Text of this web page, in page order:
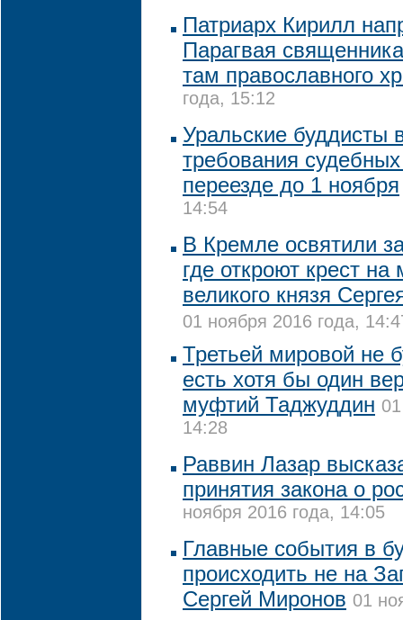
Патриарх Кирилл
Парагвая
там православного
года, 15:12
Уральские буддисты
требования
переезде до 1 ноября
14:54
В Кремле освятили
где откроют крест на
великого князя
01 ноября 2016 года,
Третьей мировой не
есть хотя бы один
муфтий Таджуддин
14:28
Раввин Лазар
принятия закона о
ноября 2016 года, 14:05
Главные события в
происходить не на
Сергей Миронов 01